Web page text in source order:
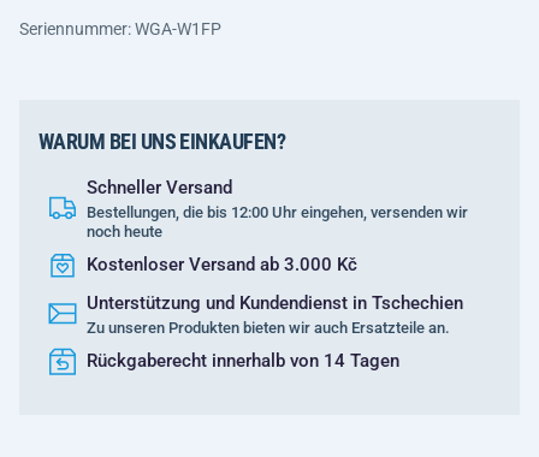
Seriennummer: WGA-W1FP
WARUM BEI UNS EINKAUFEN?
Schneller Versand
Bestellungen, die bis 12:00 Uhr eingehen, versenden wir
noch heute
Kostenloser Versand ab 3.000 Kč
Unterstützung und Kundendienst in Tschechien
Zu unseren Produkten bieten wir auch Ersatzteile an.
Rückgaberecht innerhalb von 14 Tagen